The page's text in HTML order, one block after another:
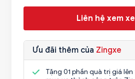
Liên hệ xem
Ưu đãi thêm của Zingxe
Tặng 01 phần quà trị giá